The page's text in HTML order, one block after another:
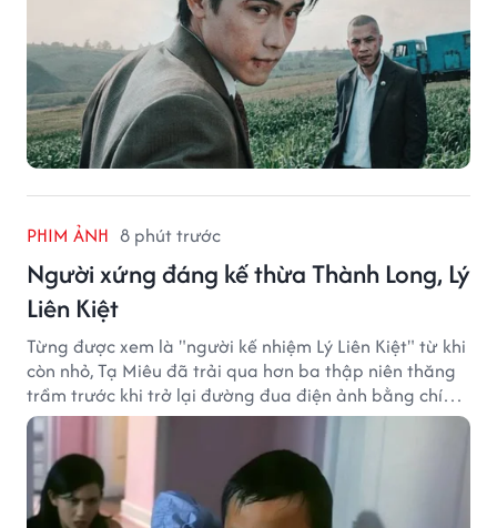
PHIM ẢNH 8 phút trước
Người xứng đáng kế thừa Thành Long, Lý
Liên Kiệt
Từng được xem là "người kế nhiệm Lý Liên Kiệt" từ khi
còn nhỏ, Tạ Miêu đã trải qua hơn ba thập niên thăng
trầm trước khi trở lại đường đua điện ảnh bằng chính
sở trường võ thuật.